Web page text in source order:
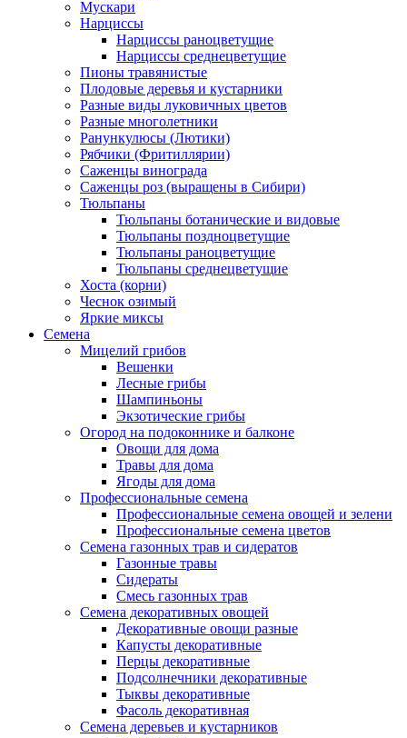
Мускари
Нарциссы
Нарциссы раноцветущие
Нарциссы среднецветущие
Пионы травянистые
Плодовые деревья и кустарники
Разные виды луковичных цветов
Разные многолетники
Ранункулюсы (Лютики)
Рябчики (Фритиллярии)
Саженцы винограда
Саженцы роз (выращены в Сибири)
Тюльпаны
Тюльпаны ботанические и видовые
Тюльпаны поздноцветущие
Тюльпаны раноцветущие
Тюльпаны среднецветущие
Хоста (корни)
Чеснок озимый
Яркие миксы
Семена
Мицелий грибов
Вешенки
Лесные грибы
Шампиньоны
Экзотические грибы
Огород на подоконнике и балконе
Овощи для дома
Травы для дома
Ягоды для дома
Профессиональные семена
Профессиональные семена овощей и зелени
Профессиональные семена цветов
Семена газонных трав и сидератов
Газонные травы
Сидераты
Смесь газонных трав
Семена декоративных овощей
Декоративные овощи разные
Капусты декоративные
Перцы декоративные
Подсолнечники декоративные
Тыквы декоративные
Фасоль декоративная
Семена деревьев и кустарников